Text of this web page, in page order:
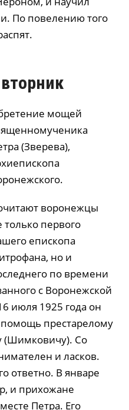
По повелению того
мощей
(Зверева),
воронежцы
только первого
епископа
но и
по времени
с Воронежской
июля 1925 года он
престарелому
(Шимковичу). Со
и ласков.
ответно. В январе
и прихожане
Петра. Его